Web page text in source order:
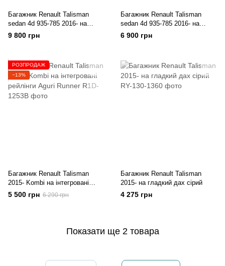
Багажник Renault Talisman
sedan 4d 935-785 2016- на
гладкий дах
9 800 грн
Багажник Renault Talisman
sedan 4d 935-785 2016- на
гладкий дах
6 900 грн
РОЗПРОДАЖ
−13%
Багажник Renault Talisman
2015- Kombi на інтегровані
рейлінги Aguri Runner
5 500 грн 6 290 грн
Багажник Renault Talisman
2015- на гладкий дах сірий
4 275 грн
Показати ще 2 товара